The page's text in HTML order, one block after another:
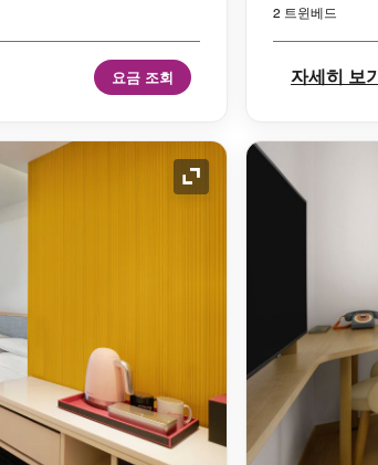
요금 조회
2 트윈베드
자세히 보기
확장 아이콘